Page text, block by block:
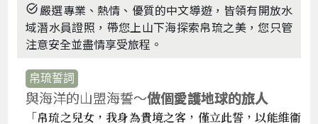
task_alt 嚴選專業、熱情、優質的中文導遊，皆領有開放水
域潛水員證照，帶您上山下海探索帛琉之美，您只管
注意安全並盡情享受旅程。
帛琉誓詞
與海洋的山盟海誓～做個愛護地球的旅人
「帛琉之兒女，我身為貴境之客，僅立此誓，以能維衞